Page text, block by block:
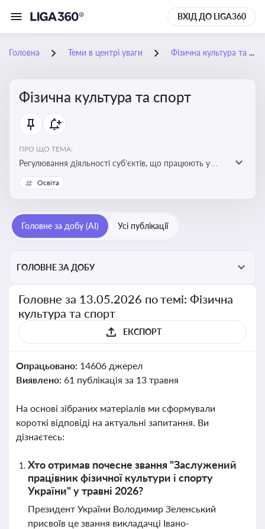
ВХІД ДО LIGA360
Головна Теми в центрі уваги Фізична культура та спорт
Фізична культура та спорт
ПРО ЩО ТЕМА:
Регулювання діяльності суб’єктів, що працюють у
сфері фізичної культури та спорту, включаючи
оздоровлення населення, професійний і аматорський
потенціалу, соціального захисту та ефективної
реалізації державної політики у цій галузі
Освіта
Головне за добу (AI) Усі публікації
ГОЛОВНЕ ЗА ДОБУ
Головне за 13.05.2026 по темі: Фізична
культура та спорт
ЕКСПОРТ
Опрацьовано: 14606 джерел
Виявлено: 61 публікація за 13 травня
На основі зібраних матеріалів ми сформували
короткі відповіді на актуальні запитання. Ви
дізнаєтесь:
Хто отримав почесне звання "Заслужений
працівник фізичної культури і спорту
України" у травні 2026?
Президент України Володимир Зеленський
присвоїв це звання викладачці Івано-